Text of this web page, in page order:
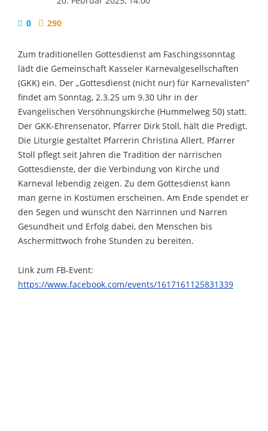
0
290
Zum traditionellen Gottesdienst am Faschingssonntag
lädt die Gemeinschaft Kasseler Karnevalgesellschaften
(GKK) ein. Der „Gottesdienst (nicht nur) für Karnevalisten“
findet am Sonntag, 2.3.25 um 9.30 Uhr in der
Evangelischen Versöhnungskirche (Hummelweg 50) statt.
Der GKK-Ehrensenator, Pfarrer Dirk Stoll, hält die Predigt.
Die Liturgie gestaltet Pfarrerin Christina Allert. Pfarrer
Stoll pflegt seit Jahren die Tradition der närrischen
Gottesdienste, der die Verbindung von Kirche und
Karneval lebendig zeigen. Zu dem Gottesdienst kann
man gerne in Kostümen erscheinen. Am Ende spendet er
den Segen und wünscht den Närrinnen und Narren
Gesundheit und Erfolg dabei, den Menschen bis
Aschermittwoch frohe Stunden zu bereiten.
Link zum FB-Event:
https://www.facebook.com/events/1617161125831339